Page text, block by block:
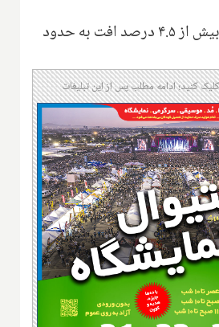
قیمت نفت برنت با بیش از ۴.۵ درصد افت به حدود
کنید؛ ادامه مطلب پس از این تبلیغات